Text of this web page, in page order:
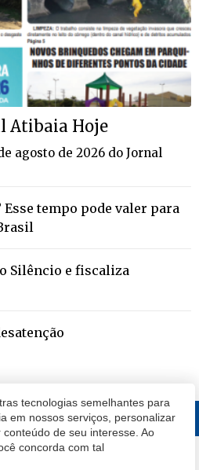
tecnologias semelhantes para
em nossos serviços, personalizar
de seu interesse. Ao
concorda com tal
Atibaia Hoje
agosto de 2026 do Jornal
tempo pode valer para
Silêncio e fiscaliza